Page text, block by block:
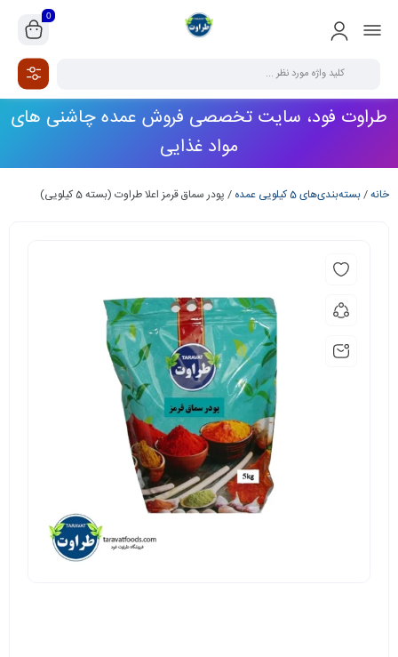
0
طراوت فود، سایت تخصصی فروش عمده چاشنی های
مواد غذایی
خانه/بسته‌بندی‌های 5 کیلویی عمده / پودر سماق قرمز اعلا طراوت (بسته 5 کیلویی)